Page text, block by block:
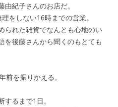
紀子さんのお店だ。
をしない16時までの営業。
られた雑貨でなんとも心地のい
を後藤さんから聞くのもとても
前を振りかえる。
るまで1日。